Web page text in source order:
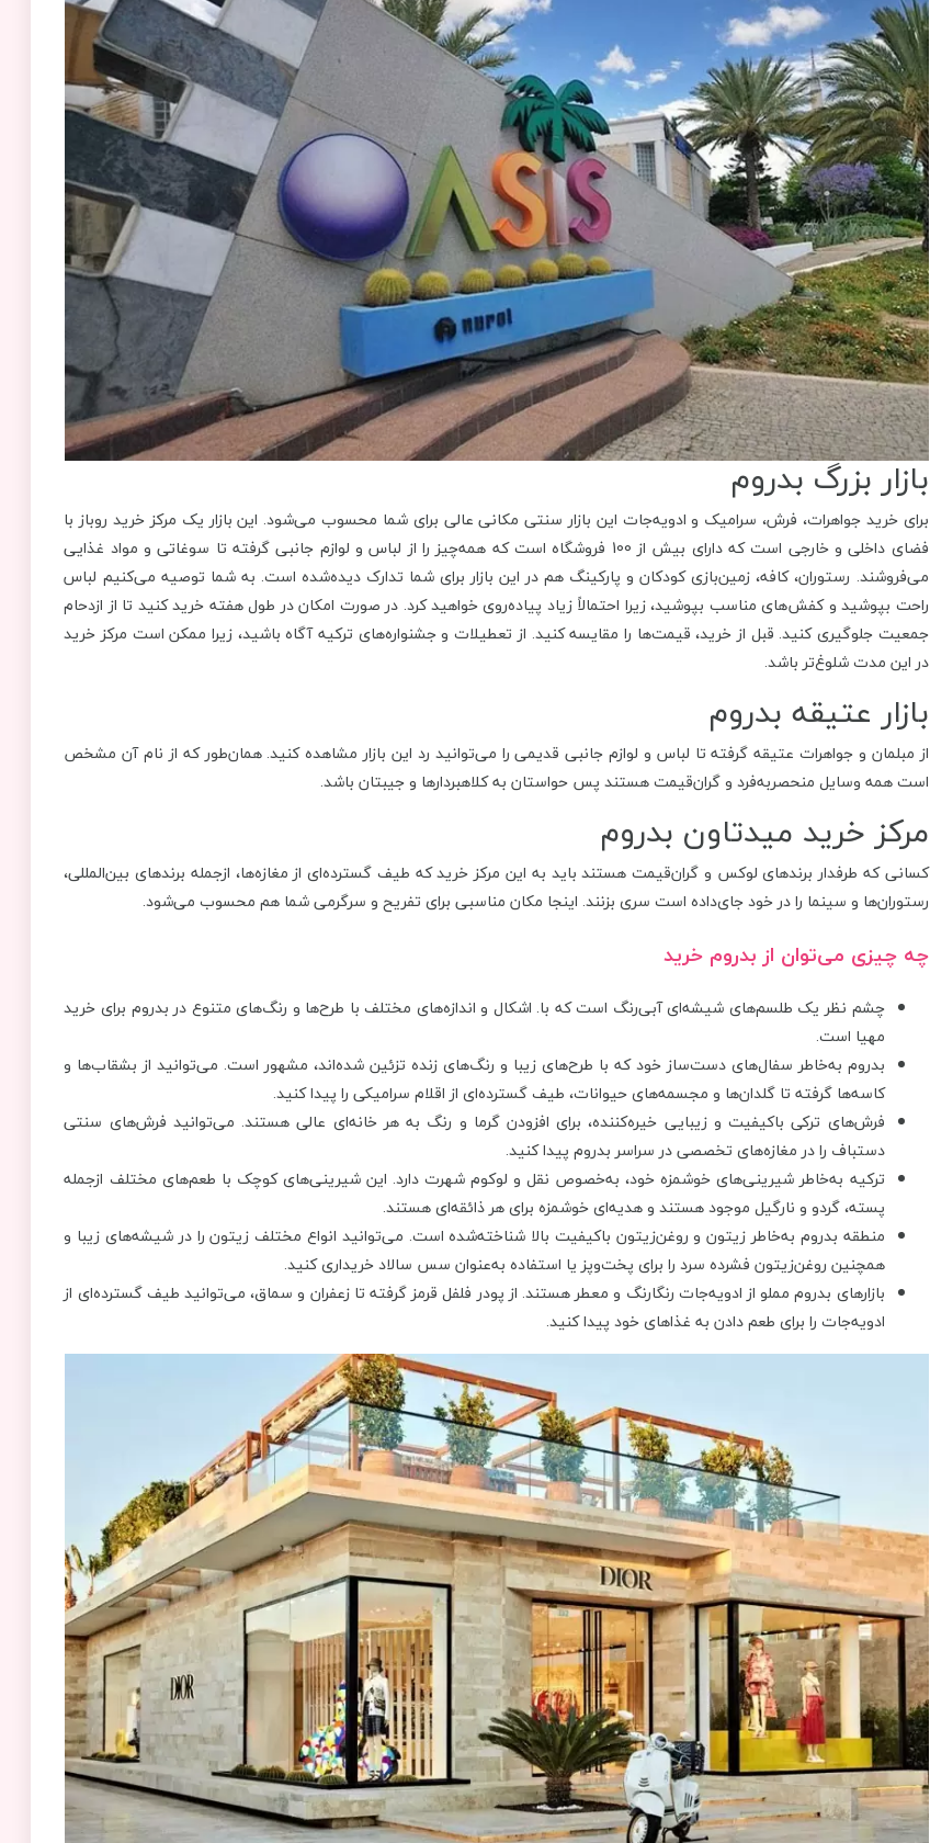
بازار بزرگ بدروم
برای خرید جواهرات، فرش، سرامیک و ادویه‌جات این بازار سنتی مکانی عالی برای شما محسوب می‌شود. این بازار یک مرکز خرید روباز با
فضای داخلی و خارجی است که دارای بیش از 100 فروشگاه است که همه‌چیز را از لباس و لوازم جانبی گرفته تا سوغاتی و مواد غذایی
می‌فروشند. رستوران، کافه، زمین‌بازی کودکان و پارکینگ هم در این بازار برای شما تدارک دیده‌شده است. به شما توصیه می‌کنیم لباس
راحت بپوشید و کفش‌های مناسب بپوشید، زیرا احتمالاً زیاد پیاده‌روی خواهید کرد. در صورت امکان در طول هفته خرید کنید تا از ازدحام
جمعیت جلوگیری کنید. قبل از خرید، قیمت‌ها را مقایسه کنید. از تعطیلات و جشنواره‌های ترکیه آگاه باشید، زیرا ممکن است مرکز خرید
در این مدت شلوغ‌تر باشد.
بازار عتیقه بدروم
از مبلمان و جواهرات عتیقه گرفته تا لباس و لوازم جانبی قدیمی را می‌توانید رد این بازار مشاهده کنید. همان‌طور که از نام آن مشخص
است همه وسایل منحصربه‌فرد و گران‌قیمت هستند پس حواستان به کلاهبردارها و جیبتان باشد.
مرکز خرید میدتاون بدروم
کسانی که طرفدار برندهای لوکس و گران‌قیمت هستند باید به این مرکز خرید که طیف گسترده‌ای از مغازه‌ها، ازجمله برندهای بین‌المللی،
رستوران‌ها و سینما را در خود جای‌داده است سری بزنند. اینجا مکان مناسبی برای تفریح و سرگرمی شما هم محسوب می‌شود.
چه چیزی می‌توان از بدروم خرید
چشم نظر یک طلسم‌های شیشه‌ای آبی‌رنگ است که با. اشکال و اندازه‌های مختلف با طرح‌ها و رنگ‌های متنوع در بدروم برای خرید
مهیا است.
بدروم به‌خاطر سفال‌های دست‌ساز خود که با طرح‌های زیبا و رنگ‌های زنده تزئین شده‌اند، مشهور است. می‌توانید از بشقاب‌ها و
کاسه‌ها گرفته تا گلدان‌ها و مجسمه‌های حیوانات، طیف گسترده‌ای از اقلام سرامیکی را پیدا کنید.
فرش‌های ترکی باکیفیت و زیبایی خیره‌کننده، برای افزودن گرما و رنگ به هر خانه‌ای عالی هستند. می‌توانید فرش‌های سنتی
دستباف را در مغازه‌های تخصصی در سراسر بدروم پیدا کنید.
ترکیه به‌خاطر شیرینی‌های خوشمزه خود، به‌خصوص نقل و لوکوم شهرت دارد. این شیرینی‌های کوچک با طعم‌های مختلف ازجمله
پسته، گردو و نارگیل موجود هستند و هدیه‌ای خوشمزه برای هر ذائقه‌ای هستند.
منطقه بدروم به‌خاطر زیتون و روغن‌زیتون باکیفیت بالا شناخته‌شده است. می‌توانید انواع مختلف زیتون را در شیشه‌های زیبا و
همچنین روغن‌زیتون فشرده سرد را برای پخت‌وپز یا استفاده به‌عنوان سس سالاد خریداری کنید.
بازارهای بدروم مملو از ادویه‌جات رنگارنگ و معطر هستند. از پودر فلفل قرمز گرفته تا زعفران و سماق، می‌توانید طیف گسترده‌ای از
ادویه‌جات را برای طعم دادن به غذاهای خود پیدا کنید.